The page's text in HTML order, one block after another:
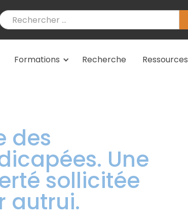
Formations Recherche Ressources
des
Une
sollicitée
autrui.